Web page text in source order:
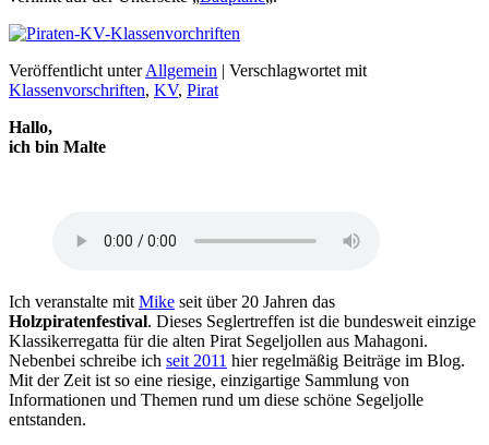
Veröffentlicht unter Allgemein | Verschlagwortet mit
Klassenvorschriften, KV, Pirat
Hallo,
ich bin Malte
Ich veranstalte mit Mike seit über 20 Jahren das
Holzpiratenfestival. Dieses Seglertreffen ist die bundesweit einzige
Klassikerregatta für die alten Pirat Segeljollen aus Mahagoni.
Nebenbei schreibe ich seit 2011 hier regelmäßig Beiträge im Blog.
Mit der Zeit ist so eine riesige, einzigartige Sammlung von
Informationen und Themen rund um diese schöne Segeljolle
entstanden.